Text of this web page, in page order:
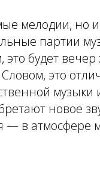
мелодии, но
партии
будет вечер
это
новое
в атмосфере